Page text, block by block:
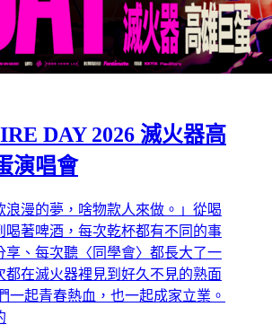
DAY 2026 滅火器高
演唱會
浪漫的夢，啥物款人來做。」從喝
喝著啤酒，每次乾杯都有不同的事
享、每次聽〈同學會〉都長大了一
都在滅火器裡見到好久不見的熟面
一起青春熱血，也一起成家立業。